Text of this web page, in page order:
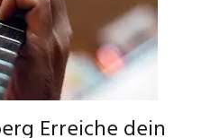
Erreiche dein